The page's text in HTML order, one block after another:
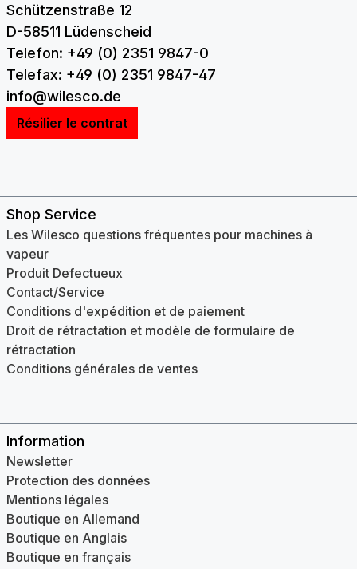
Schützenstraße 12
D-58511 Lüdenscheid
Telefon: +49 (0) 2351 9847-0
Telefax: +49 (0) 2351 9847-47
info@wilesco.de
Résilier le contrat
Shop Service
Les Wilesco questions fréquentes pour machines à
vapeur
Produit Defectueux
Contact/Service
Conditions d'expédition et de paiement
Droit de rétractation et modèle de formulaire de
rétractation
Conditions générales de ventes
Information
Newsletter
Protection des données
Mentions légales
Boutique en Allemand
Boutique en Anglais
Boutique en français